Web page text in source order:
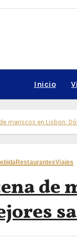
Inicio
mariscos en Lisbon:
RestaurantesViajes
de